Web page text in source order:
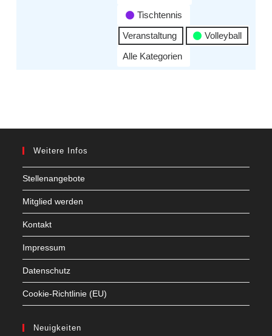
Tischtennis
Veranstaltung
Volleyball
Alle Kategorien
Weitere Infos
Stellenangebote
Mitglied werden
Kontakt
Impressum
Datenschutz
Cookie-Richtlinie (EU)
Neuigkeiten